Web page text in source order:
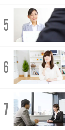
5
6
7